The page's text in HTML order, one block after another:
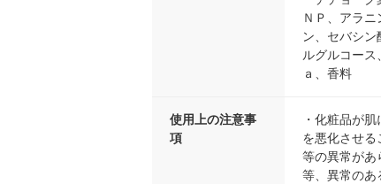
ＮＰ、アラ
ン、セバシ
ルグルコー
ａ、香料
使用上の注意事
項
・化粧品が
を悪化させ
等の異常があ
等、異常のあ